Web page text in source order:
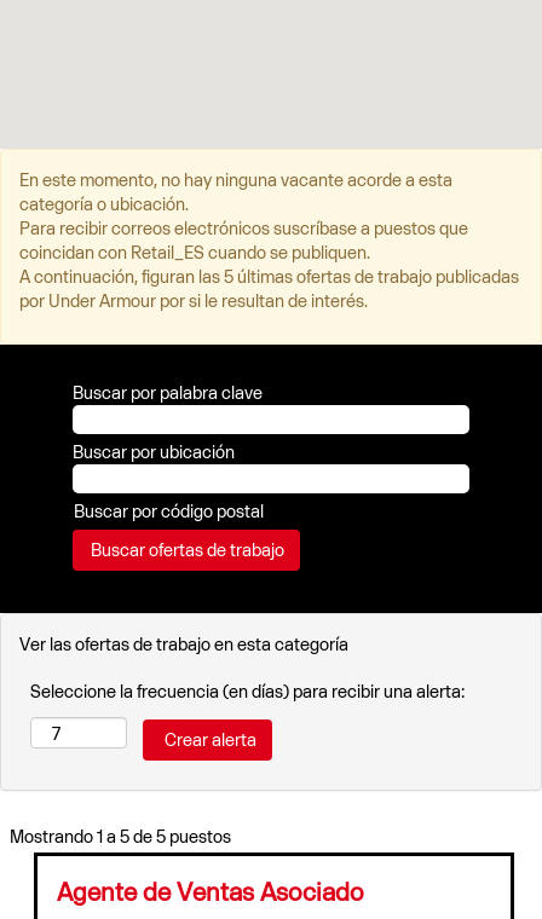
En este momento, no hay ninguna vacante acorde a esta
categoría o ubicación.
Para recibir correos electrónicos suscríbase a puestos que
coincidan con Retail_ES cuando se publiquen.
A continuación, figuran las 5 últimas ofertas de trabajo publicadas
por Under Armour por si le resultan de interés.
Buscar por palabra clave
Buscar por ubicación
Buscar por código postal
Ver las ofertas de trabajo en esta categoría
Seleccione la frecuencia (en días) para recibir una alerta:
Mostrando 1 a 5 de 5 puestosResultados
de
búsqueda
de
Título
Agente de Ventas Asociado
Utilice